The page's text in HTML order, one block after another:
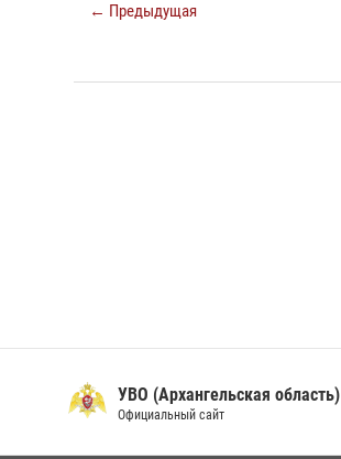
← Предыдущая
УВО (Архангельская область)
Официальный сайт